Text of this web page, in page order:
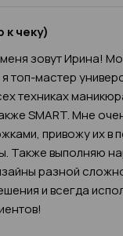
к чеку)
зовут Ирина!
я топ-мастер
техниках
SMART. Мне
привожу их в
Также выполняю
разной
и всегда